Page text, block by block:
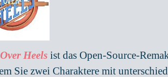
Heels ist das Open-Source-
Sie zwei Charaktere mit